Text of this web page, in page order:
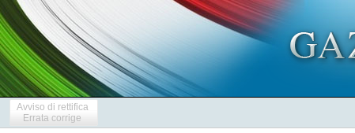
Avviso di rettifica
Errata corrige